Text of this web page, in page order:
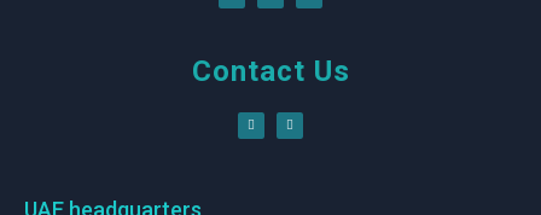
Contact Us
UAE headquarters